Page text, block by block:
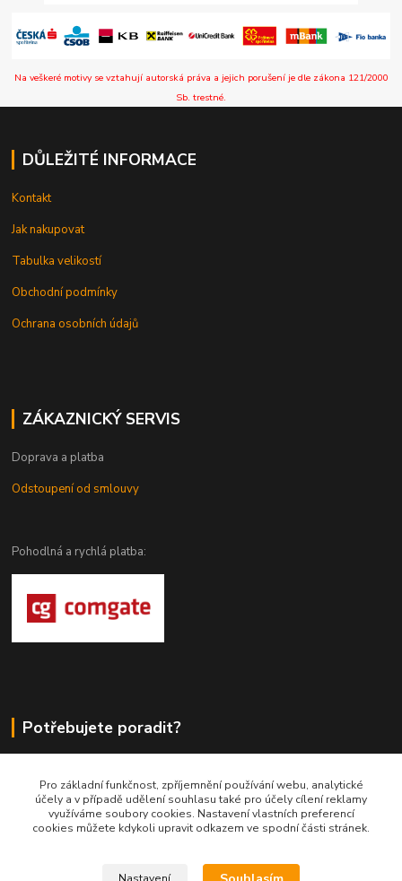
Na veškeré motivy se vztahují autorská práva a jejich porušení je dle zákona 121/2000
Sb. trestné.
DŮLEŽITÉ INFORMACE
Kontakt
Jak nakupovat
Tabulka velikostí
Obchodní podmínky
Ochrana osobních údajů
ZÁKAZNICKÝ SERVIS
Doprava a platba
Odstoupení od smlouvy
Pohodlná a rychlá platba:
Potřebujete poradit?
+420 731 722 844
Pro základní funkčnost, zpříjemnění používání webu, analytické
účely a v případě udělení souhlasu také pro účely cílení reklamy
využíváme soubory cookies. Nastavení vlastních preferencí
cookies můžete kdykoli upravit odkazem ve spodní části stránek.